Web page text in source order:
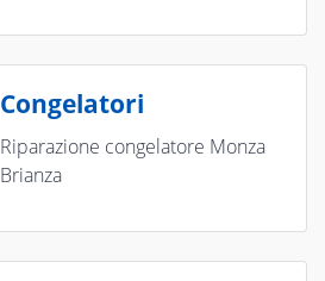
Congelatori
Riparazione congelatore Monza
Brianza